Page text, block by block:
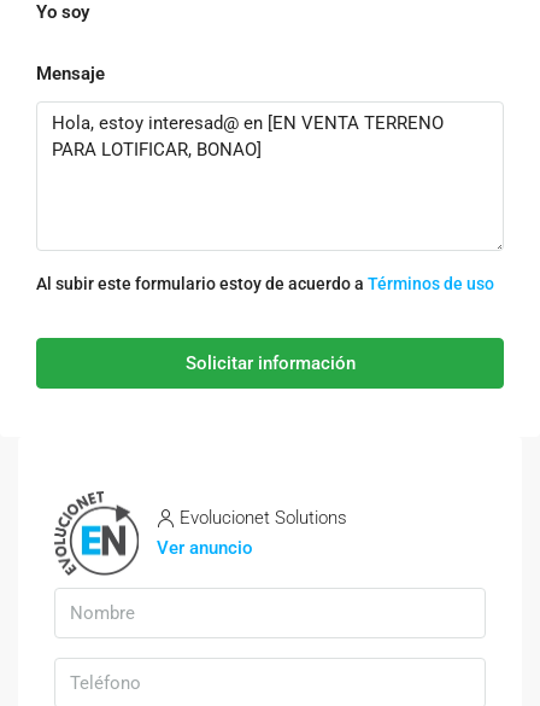
Yo soy
Mensaje
Al subir este formulario estoy de acuerdo a Términos de uso
Solicitar información
Evolucionet Solutions
Ver anuncio